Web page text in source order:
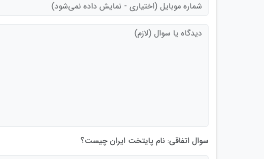
سوال اتفاقی: نام پایتخت ایران چیست؟